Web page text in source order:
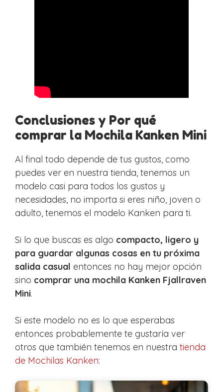
Conclusiones y Por qué
comprar la Mochila Kanken Mini
Al final todo depende de tus gustos, como
puedes ver en nuestra tienda, tenemos un
modelo casi para todos los gustos y
necesidades, no importa si eres niño, joven o
adulto, tenemos el modelo Kanken para ti.
Si lo que buscas es algo compacto, ligero y
para guardar algunas cosas en tu próxima
salida casual entonces no hay mejor opción
sino comprar una mochila Kanken Fjallraven
Mini.
Si este modelo no es lo que esperabas
entonces probablemente te gustaría ver
otros que también tenemos en nuestra tienda
de Mochilas Kanken: